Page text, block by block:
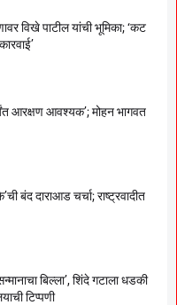
विखे पाटील यांची भूमिका; ‘कट
आरक्षण आवश्यक’; मोहन भागवत
बंद दाराआड चर्चा; राष्ट्रवादीत
बिल्ला’, शिंदे गटाला धडकी
टिप्पणी